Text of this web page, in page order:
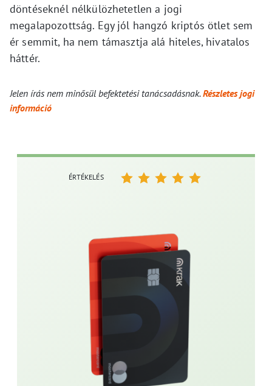
döntéseknél nélkülözhetetlen a jogi
megalapozottság. Egy jól hangzó kriptós ötlet sem
ér semmit, ha nem támasztja alá hiteles, hivatalos
háttér.
Jelen írás nem minősül befektetési tanácsadásnak.Részletes jogi
információ
ÉRTÉKELÉS